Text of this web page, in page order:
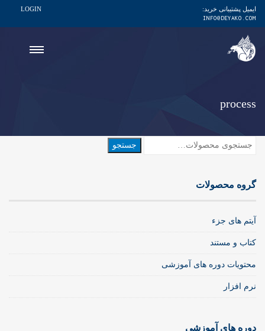
ایمیل پشتیبانی خرید:
INFO@DEYAKO.COM
LOGIN
process
جستجو
گروه محصولات
آیتم های جزء
کتاب و مستند
محتویات دوره های آموزشی
نرم افزار
دوره های آموزشی